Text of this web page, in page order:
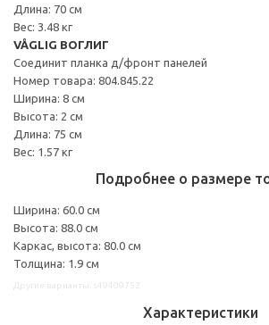
Длина: 70 см
Вес: 3.48 кг
VÅGLIG ВОГЛИГ
Соединит планка д/фронт панелей
Номер товара: 804.845.22
Ширина: 8 см
Высота: 2 см
Длина: 75 см
Вес: 1.57 кг
Подробнее о размере
Ширина: 60.0 см
Высота: 88.0 см
Каркас, высота: 80.0 см
Толщина: 1.9 см
Характеристики